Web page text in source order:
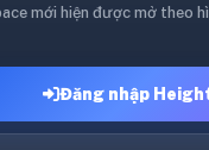
mới hiện được mở theo
Đăng nhập